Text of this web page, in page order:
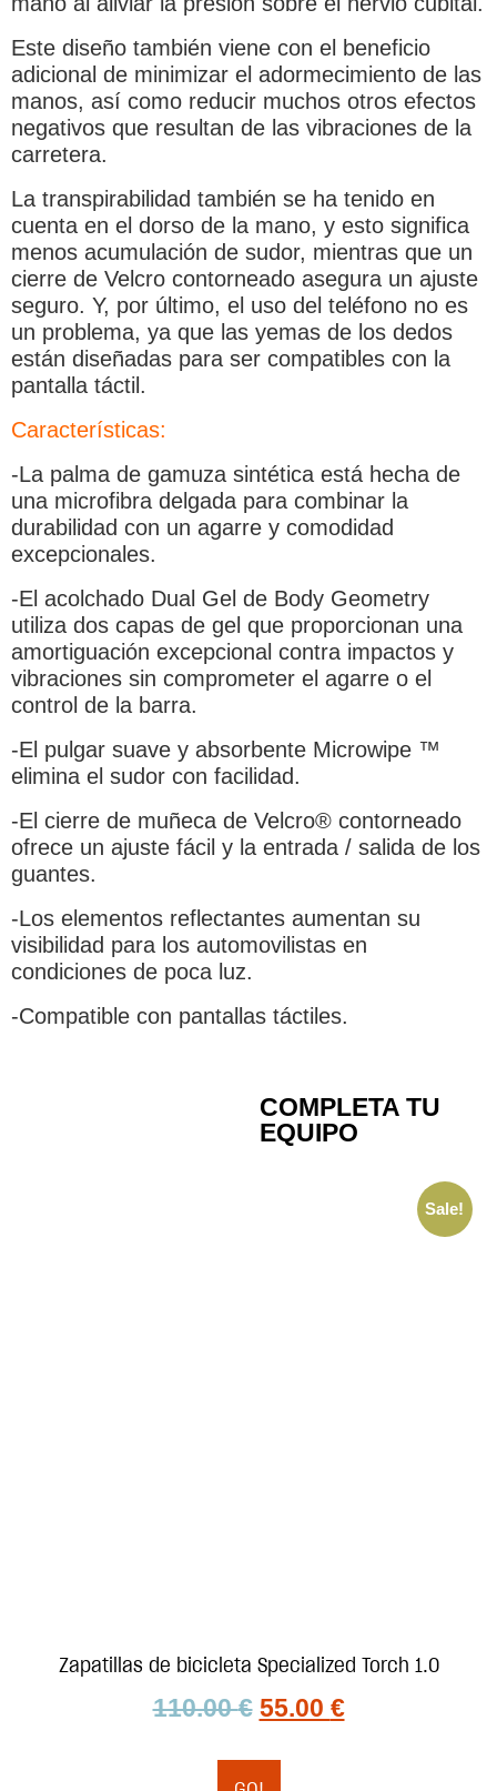
Este diseño también viene con el beneficio
adicional de minimizar el adormecimiento de las
manos, así como reducir muchos otros efectos
negativos que resultan de las vibraciones de la
carretera.
La transpirabilidad también se ha tenido en
cuenta en el dorso de la mano, y esto significa
menos acumulación de sudor, mientras que un
cierre de Velcro contorneado asegura un ajuste
seguro. Y, por último, el uso del teléfono no es
un problema, ya que las yemas de los dedos
están diseñadas para ser compatibles con la
pantalla táctil.
Características:
-La palma de gamuza sintética está hecha de
una microfibra delgada para combinar la
durabilidad con un agarre y comodidad
excepcionales.
-El acolchado Dual Gel de Body Geometry
utiliza dos capas de gel que proporcionan una
amortiguación excepcional contra impactos y
vibraciones sin comprometer el agarre o el
control de la barra.
-El pulgar suave y absorbente Microwipe ™
elimina el sudor con facilidad.
-El cierre de muñeca de Velcro® contorneado
ofrece un ajuste fácil y la entrada / salida de los
guantes.
-Los elementos reflectantes aumentan su
visibilidad para los automovilistas en
condiciones de poca luz.
-Compatible con pantallas táctiles.
COMPLETA TU
EQUIPO
Sale!
Zapatillas de bicicleta Specialized Torch 1.0
110.00€ 55.00 €